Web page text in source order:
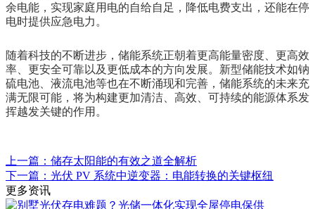
余电能，实现家庭用电的自给自足，降低电费支出，还能在停
电时提供应急电力。
随着科技的不断进步，储能系统正朝着更高能量密度、更高效
率、更安全可靠以及更低成本的方向发展。新型储能技术如钠
硫电池、液流电池等也在不断涌现和完善，储能系统的未来充
满无限可能，将为构建更加清洁、高效、可持续的能源体系发
挥越发关键的作用。
上一篇：储存太阳能的有效之道全解析
下一篇：光伏 PV 系统中逆变器：电能转换的关键枢纽
更多资讯